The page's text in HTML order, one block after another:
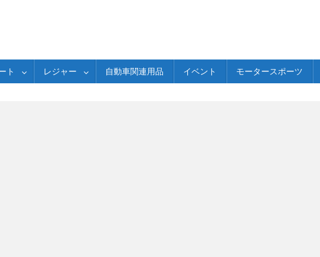
ト レジャー 自動車関連用品 イベント モータースポーツ